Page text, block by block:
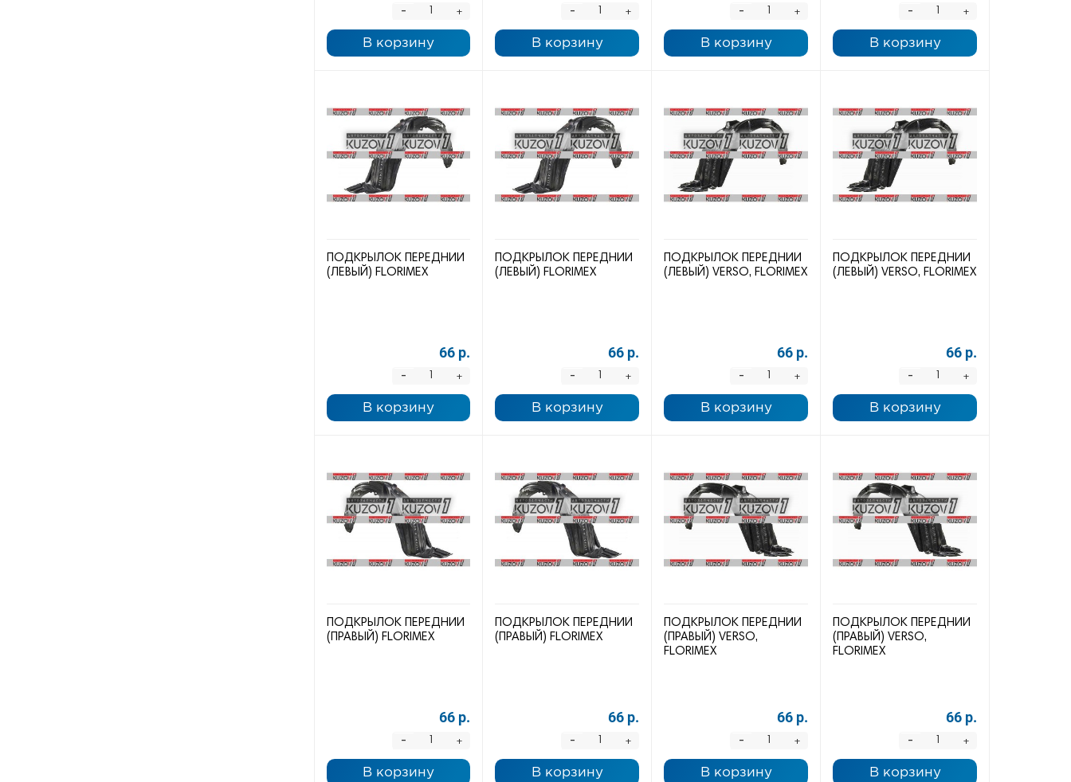
+
-
В корзину
+
-
В корзину
+
-
В корзину
+
-
В корзину
ПОДКРЫЛОК ПЕРЕДНИЙ
(ЛЕВЫЙ) FLORIMEX
66 р.
+
-
В корзину
ПОДКРЫЛОК ПЕРЕДНИЙ
(ЛЕВЫЙ) FLORIMEX
66 р.
+
-
В корзину
ПОДКРЫЛОК ПЕРЕДНИЙ
(ЛЕВЫЙ) VERSO, FLORIMEX
66 р.
+
-
В корзину
ПОДКРЫЛОК ПЕРЕДНИЙ
(ЛЕВЫЙ) VERSO, FLORIMEX
66 р.
+
-
В корзину
ПОДКРЫЛОК ПЕРЕДНИЙ
(ПРАВЫЙ) FLORIMEX
66 р.
+
-
В корзину
ПОДКРЫЛОК ПЕРЕДНИЙ
(ПРАВЫЙ) FLORIMEX
66 р.
+
-
В корзину
ПОДКРЫЛОК ПЕРЕДНИЙ
(ПРАВЫЙ) VERSO,
FLORIMEX
66 р.
+
-
В корзину
ПОДКРЫЛОК ПЕРЕДНИЙ
(ПРАВЫЙ) VERSO,
FLORIMEX
66 р.
+
-
В корзину